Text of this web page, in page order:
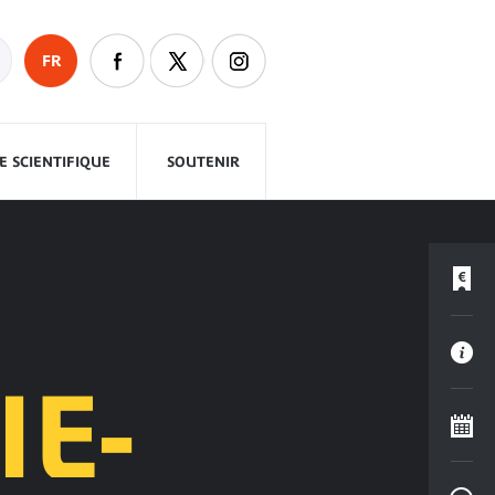
FR
SCIENTIFIQUE SOUTENIR